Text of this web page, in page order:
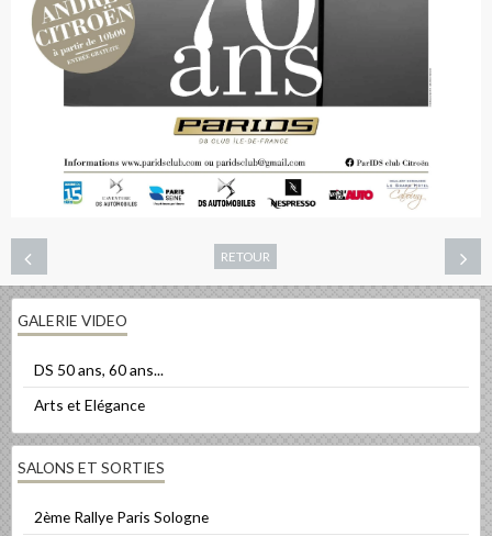
RETOUR
GALERIE VIDEO
DS 50 ans, 60 ans...
Arts et Elégance
SALONS ET SORTIES
2ème Rallye Paris Sologne